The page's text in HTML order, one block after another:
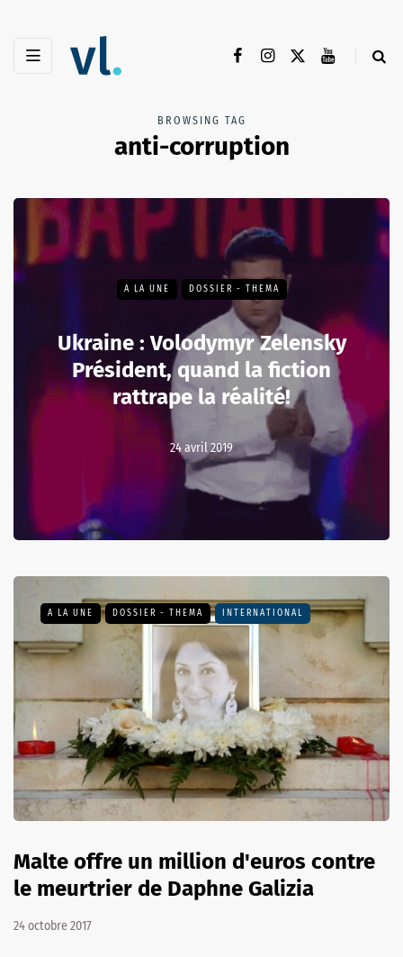
BROWSING TAG
anti-corruption
A LA UNE DOSSIER - THEMA
Ukraine : Volodymyr Zelensky
Président, quand la fiction
rattrape la réalité!
24 avril 2019
A LA UNE DOSSIER - THEMA INTERNATIONAL
Malte offre un million d'euros contre
le meurtrier de Daphne Galizia
24 octobre 2017